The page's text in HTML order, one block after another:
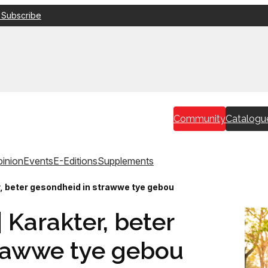
Community
EventsE-EditionsSupplements
beter gesondheid in strawwe tye gebou
Karakter, beter
tye gebou